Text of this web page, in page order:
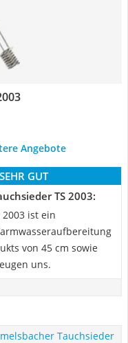
Angebote
SEHR GUT
TS 2003:
ist ein
von 45 cm sowie
uns.
Tauchsieder